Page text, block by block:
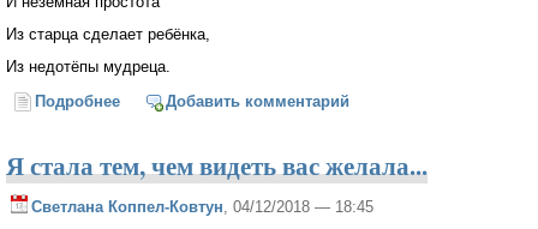
Из старца сделает ребёнка,
Из недотёпы мудреца.
Подробнее о Взгляну на дальние просторы
Добавить комментарий
Я стала тем, чем видеть вас желала...
Светлана Коппел-Ковтун, 04/12/2018 — 18:45